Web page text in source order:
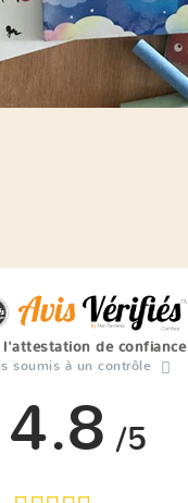
l'attestation de confiance
soumis à un contrôle
4.8 /5